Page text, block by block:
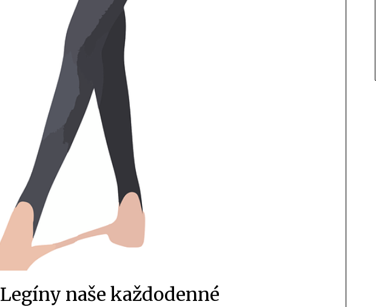
Legíny naše každodenné